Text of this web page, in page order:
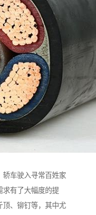
轿车驶入寻常百姓家
求有了大幅度的提
顶、铆钉等，其中尤